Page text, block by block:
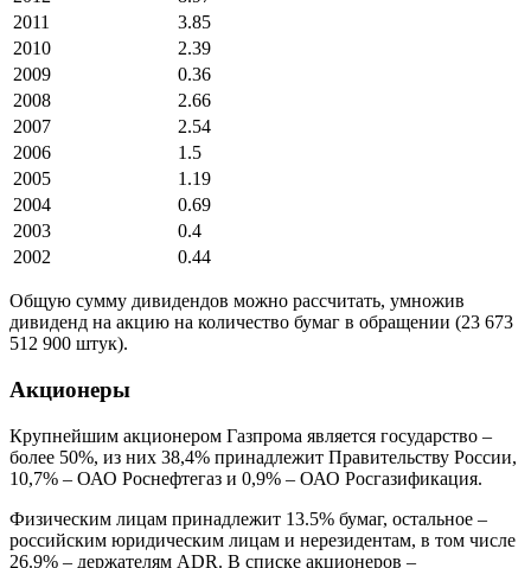
2011
3.85
2010
2.39
2009
0.36
2008
2.66
2007
2.54
2006
1.5
2005
1.19
2004
0.69
2003
0.4
2002
0.44
Общую сумму дивидендов можно рассчитать, умножив
дивиденд на акцию на количество бумаг в обращении (23 673
512 900 штук).
Акционеры
Крупнейшим акционером Газпрома является государство –
более 50%, из них 38,4% принадлежит Правительству России,
10,7% – ОАО Роснефтегаз и 0,9% – ОАО Росгазификация.
Физическим лицам принадлежит 13.5% бумаг, остальное –
российским юридическим лицам и нерезидентам, в том числе
26.9% – держателям ADR. В списке акционеров –